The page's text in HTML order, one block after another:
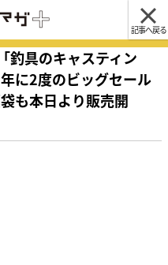
記事へ戻る
釣具のキャスティン
に2度のビッグセール
も本日より販売開